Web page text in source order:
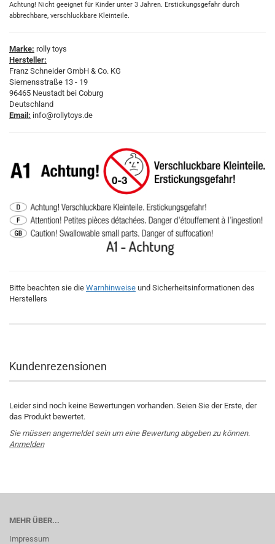
Achtung! Nicht geeignet für Kinder unter 3 Jahren. Erstickungsgefahr durch
abbrechbare, verschluckbare Kleinteile.
Marke: rolly toys
Hersteller:
Franz Schneider GmbH & Co. KG
Siemensstraße 13 - 19
96465 Neustadt bei Coburg
Deutschland
Email: info@rollytoys.de
Bitte beachten sie die Warnhinweise und Sicherheitsinformationen des
Herstellers
Kundenrezensionen
Leider sind noch keine Bewertungen vorhanden. Seien Sie der Erste, der
das Produkt bewertet.
Sie müssen angemeldet sein um eine Bewertung abgeben zu können.
Anmelden
MEHR ÜBER...
Impressum